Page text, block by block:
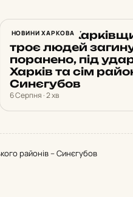
НОВИНИ ХАРКОВА
Обстріли
троє людей
поранено, під
Харків та сім
Синєгубов
6 Серпня · 2 хв
районів – Синєгубов